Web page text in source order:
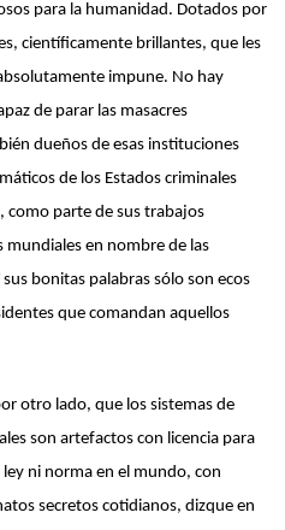
para la humanidad. Dotados por
científicamente brillantes, que les
impune. No hay
de parar las masacres
dueños de esas instituciones
de los Estados criminales
como parte de sus trabajos
mundiales en nombre de las
bonitas palabras sólo son ecos
que comandan aquellos
otro lado, que los sistemas de
son artefactos con licencia para
ni norma en el mundo, con
secretos cotidianos, dizque en